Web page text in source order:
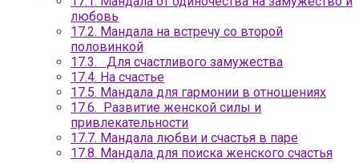
любовь
17.2. Мандала на встречу со второй
половинкой
17.3. Для счастливого замужества
17.4. На счастье
17.5. Мандала для гармонии в отношениях
17.6. Развитие женской силы и
привлекательности
17.7. Мандала любви и счастья в паре
17.8. Мандала для поиска женского счастья